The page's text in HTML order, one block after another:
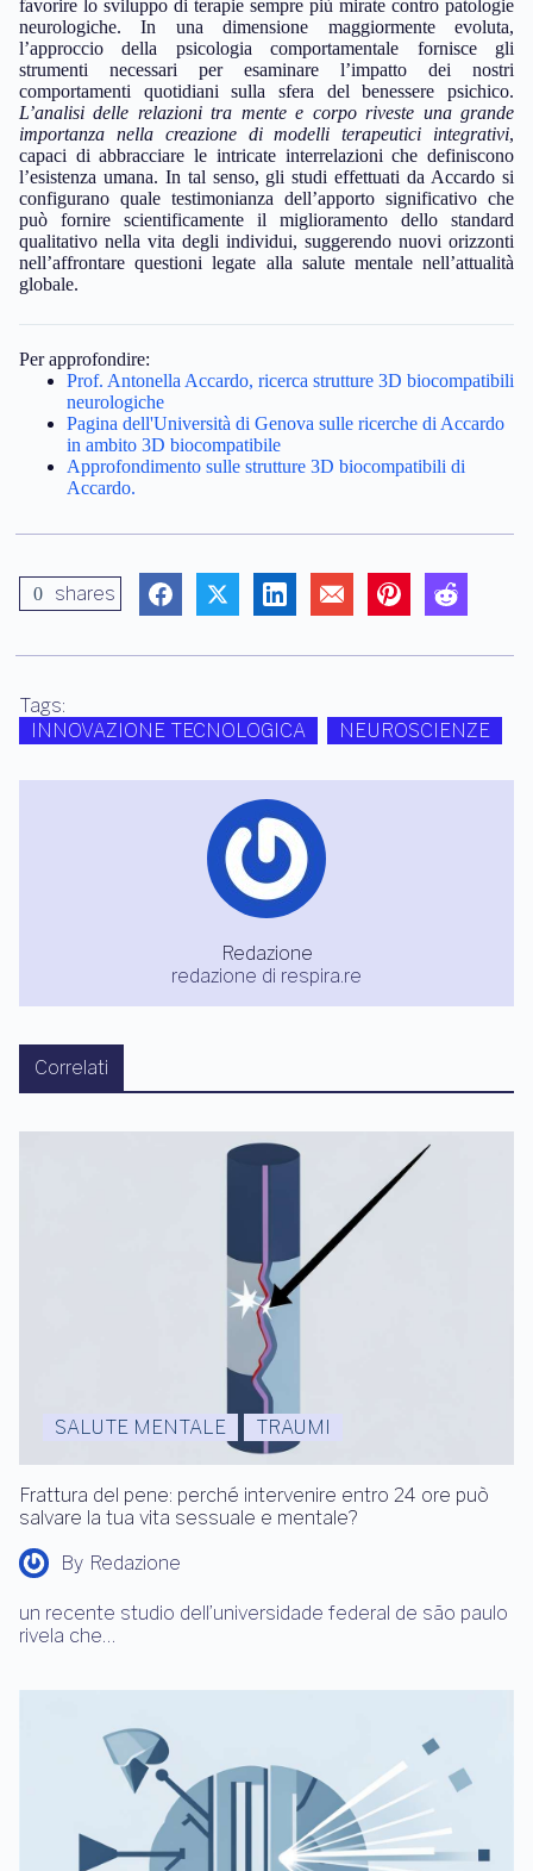
favorire lo sviluppo di terapie sempre più mirate contro patologie
neurologiche. In una dimensione maggiormente evoluta,
l’approccio della psicologia comportamentale fornisce gli
strumenti necessari per esaminare l’impatto dei nostri
comportamenti quotidiani sulla sfera del benessere psichico.
L’analisi delle relazioni tra mente e corpo riveste una grande
importanza nella creazione di modelli terapeutici integrativi,
capaci di abbracciare le intricate interrelazioni che definiscono
l’esistenza umana. In tal senso, gli studi effettuati da Accardo si
configurano quale testimonianza dell’apporto significativo che
può fornire scientificamente il miglioramento dello standard
qualitativo nella vita degli individui, suggerendo nuovi orizzonti
nell’affrontare questioni legate alla salute mentale nell’attualità
globale.
Per approfondire:
Prof. Antonella Accardo, ricerca strutture 3D biocompatibili
neurologiche
Pagina dell'Università di Genova sulle ricerche di Accardo
in ambito 3D biocompatibile
Approfondimento sulle strutture 3D biocompatibili di
Accardo.
0 shares
Tags:
INNOVAZIONE TECNOLOGICA
NEUROSCIENZE
Redazione
redazione di respira.re
Correlati
SALUTE MENTALE TRAUMI
Frattura del pene: perché intervenire entro 24 ore può
salvare la tua vita sessuale e mentale?
By Redazione
un recente studio dell’universidade federal de são paulo
rivela che…